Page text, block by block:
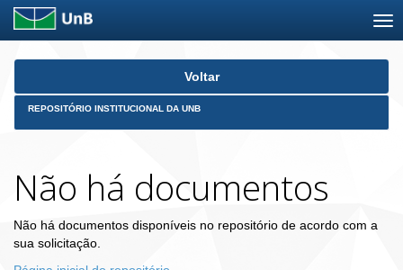
Skip
Voltar
REPOSITÓRIO INSTITUCIONAL DA UNB
Não há documentos
Não há documentos disponíveis no repositório de acordo com a
sua solicitação.